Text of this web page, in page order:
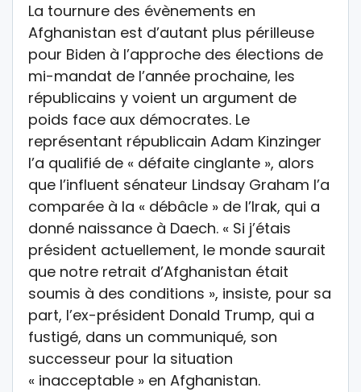
La tournure des évènements en
Afghanistan est d’autant plus périlleuse
pour Biden à l’approche des élections de
mi-mandat de l’année prochaine, les
républicains y voient un argument de
poids face aux démocrates. Le
représentant républicain Adam Kinzinger
l’a qualifié de « défaite cinglante », alors
que l’influent sénateur Lindsay Graham l’a
comparée à la « débâcle » de l’Irak, qui a
donné naissance à Daech. « Si j’étais
président actuellement, le monde saurait
que notre retrait d’Afghanistan était
soumis à des conditions », insiste, pour sa
part, l’ex-président Donald Trump, qui a
fustigé, dans un communiqué, son
successeur pour la situation
« inacceptable » en Afghanistan.